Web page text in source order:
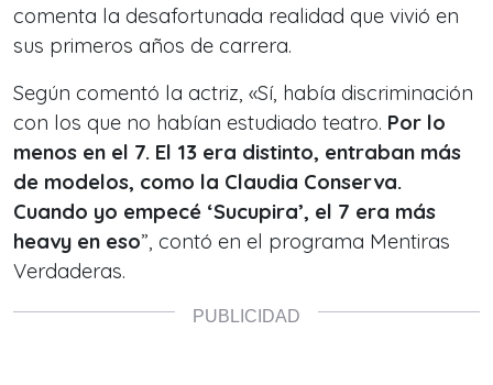
comenta la desafortunada realidad que vivió en
sus primeros años de carrera.
Según comentó la actriz, «Sí, había discriminación
con los que no habían estudiado teatro. Por lo
menos en el 7. El 13 era distinto, entraban más
de modelos, como la Claudia Conserva.
Cuando yo empecé ‘Sucupira’, el 7 era más
heavy en eso”, contó en el programa Mentiras
Verdaderas.